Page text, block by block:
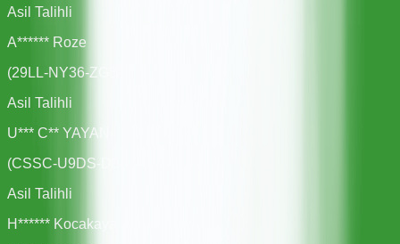
Asil Talihli
A****** Roze
(29LL-NY36-ZGBY
Asil Talihli
U*** C** YAYAN
(CSSC-U9DS-D84L
Asil Talihli
H****** Kocakaya